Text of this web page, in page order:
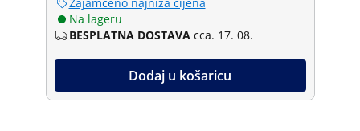
Na lageru
BESPLATNA DOSTAVA cca. 17. 08.
Dodaj u košaricu